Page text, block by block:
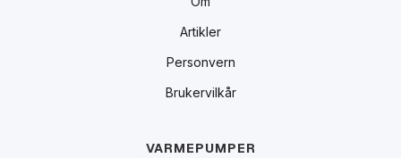
Artikler
Personvern
Brukervilkår
VARMEPUMPER